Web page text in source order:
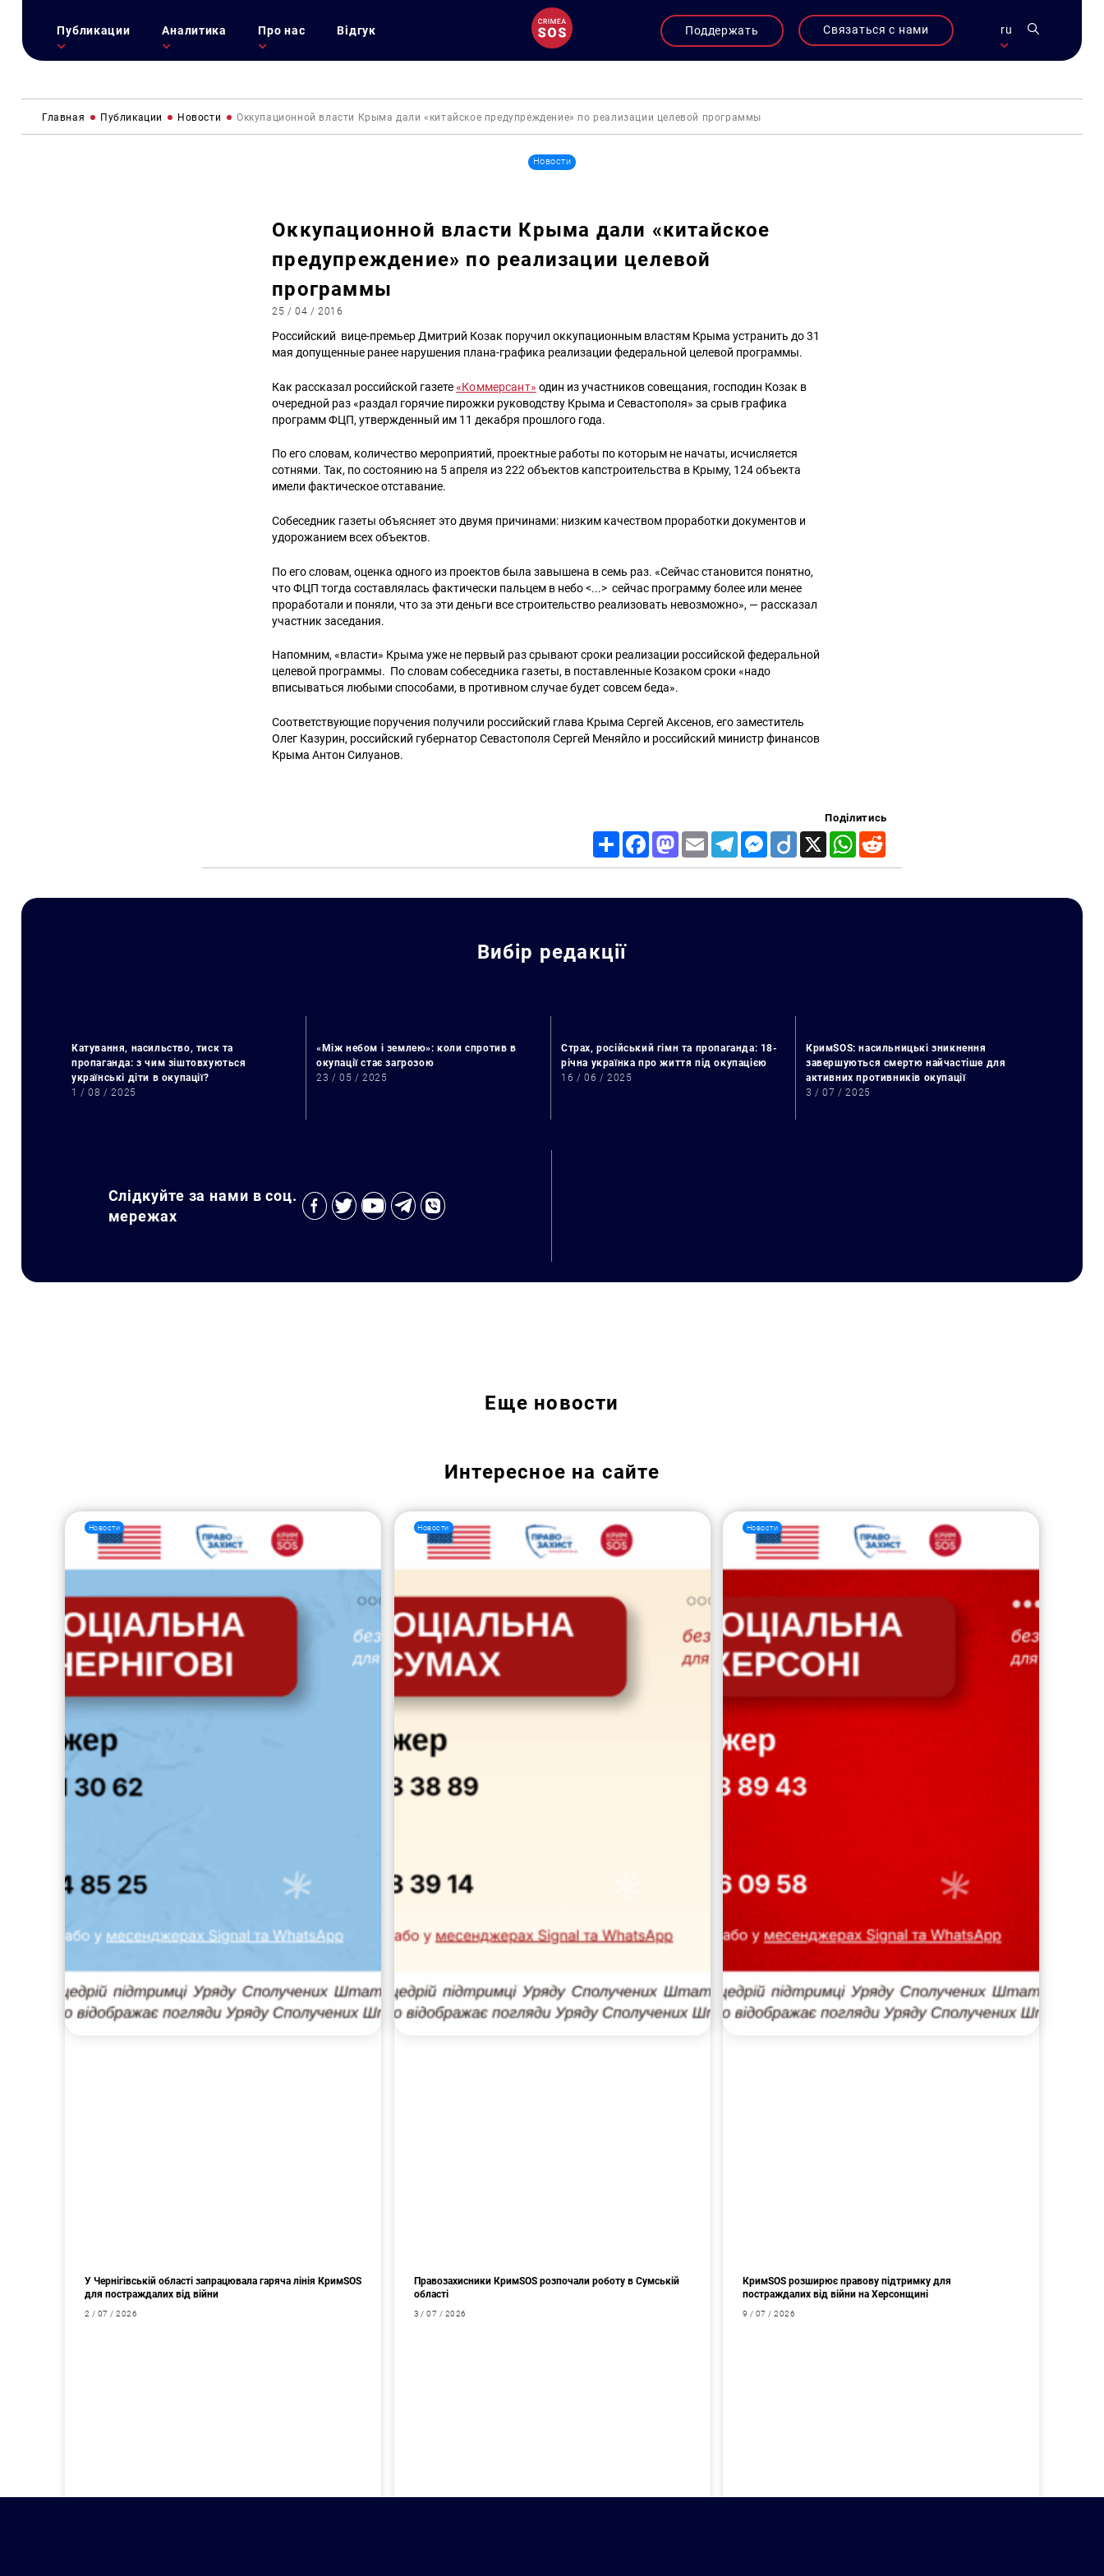
Публикации Аналитика Про нас Відгук Поддержать Связаться с нами ru
Главная Публикации Новости Оккупационной власти Крыма дали «китайское предупреждение» по реализации целевой программы
Новости
Оккупационной власти Крыма дали «китайское
предупреждение» по реализации целевой
программы
25 / 04 / 2016
Российский вице-премьер Дмитрий Козак поручил оккупационным властям Крыма устранить до 31
мая допущенные ранее нарушения плана-графика реализации федеральной целевой программы.
Как рассказал российской газете«Коммерсант» один из участников совещания, господин Козак в
очередной раз «раздал горячие пирожки руководству Крыма и Севастополя» за срыв графика
программ ФЦП, утвержденный им 11 декабря прошлого года.
По его словам, количество мероприятий, проектные работы по которым не начаты, исчисляется
сотнями. Так, по состоянию на 5 апреля из 222 объектов капстроительства в Крыму, 124 объекта
имели фактическое отставание.
Собеседник газеты объясняет это двумя причинами: низким качеством проработки документов и
удорожанием всех объектов.
По его словам, оценка одного из проектов была завышена в семь раз. «Сейчас становится понятно,
что ФЦП тогда составлялась фактически пальцем в небо <...> сейчас программу более или менее
проработали и поняли, что за эти деньги все строительство реализовать невозможно», — рассказал
участник заседания.
Напомним, «власти» Крыма уже не первый раз срывают сроки реализации российской федеральной
целевой программы. По словам собеседника газеты, в поставленные Козаком сроки «надо
вписываться любыми способами, в противном случае будет совсем беда».
Соответствующие поручения получили российский глава Крыма Сергей Аксенов, его заместитель
Олег Казурин, российский губернатор Севастополя Сергей Меняйло и российский министр финансов
Крыма Антон Силуанов.
Поділитись
Share FacebookMastodon
Email TelegramMessenger
Diigo X WhatsApp
Вибір редакції
Катування, насильство, тиск та
пропаганда: з чим зіштовхуються
українські діти в окупації?
1 / 08 / 2025
«Між небом і землею»: коли спротив в
окупації стає загрозою
23 / 05 / 2025
Страх, російський гімн та пропаганда: 18-
річна українка про життя під окупацією
16 / 06 / 2025
КримSOS: насильницькі зникнення
завершуються смертю найчастіше для
активних противників окупації
3 / 07 / 2025
Слідкуйте за нами в соц.
мережах
Еще новости
Интересное на сайте
Новости
У Чернігівській області запрацювала гаряча лінія КримSOS
для постраждалих від війни
2 / 07 / 2026
Новости
Правозахисники КримSOS розпочали роботу в Сумській
області
3 / 07 / 2026
Новости
КримSOS розширює правову підтримку для
постраждалих від війни на Херсонщині
9 / 07 / 2026